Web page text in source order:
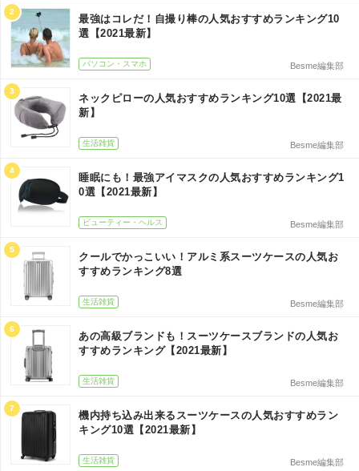
2
最強はコレだ！自撮り棒の人気おすすめランキング10
選【2021最新】
パソコン・スマホ Besme編集部
3
ネックピローの人気おすすめランキング10選【2021最
新】
生活雑貨 Besme編集部
4
睡眠にも！最強アイマスクの人気おすすめランキング1
0選【2021最新】
ビューティー・ヘルス Besme編集部
5
クールでかっこいい！アルミ系スーツケースの人気お
すすめランキング8選
生活雑貨 Besme編集部
6
あの高級ブランドも！スーツケースブランドの人気お
すすめランキング【2021最新】
生活雑貨 Besme編集部
7
機内持ち込み出来るスーツケースの人気おすすめラン
キング10選【2021最新】
生活雑貨 Besme編集部